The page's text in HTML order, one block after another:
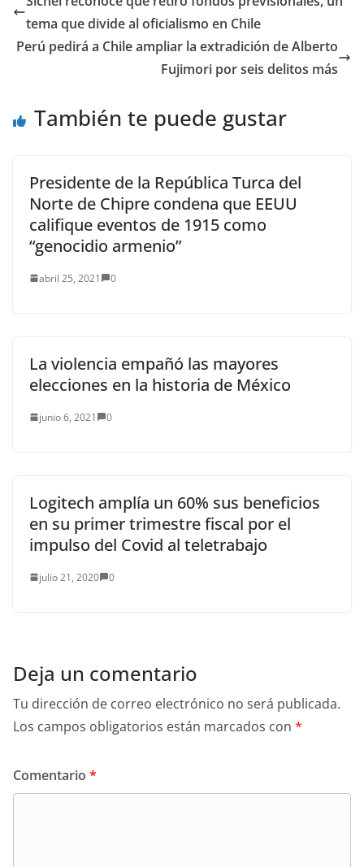
también acusada de
tráfico sexual de
adolescentes,
tema que divide al oficialismo en Chile
Perú pedirá a Chile ampliar la extradición de Alberto
Fujimori por seis delitos más
También te puede gustar
Presidente de la República Turca del
Norte de Chipre condena que EEUU
califique eventos de 1915 como
“genocidio armenio”
abril 25, 2021 0
La violencia empañó las mayores
elecciones en la historia de México
junio 6, 2021 0
Logitech amplía un 60% sus beneficios
en su primer trimestre fiscal por el
impulso del Covid al teletrabajo
julio 21, 2020 0
Deja un comentario
Tu dirección de correo electrónico no será publicada.
Los campos obligatorios están marcados con *
Comentario *